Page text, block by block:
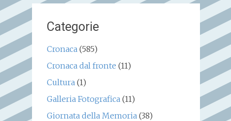
Categorie
Cronaca(585)
Cronaca dal fronte (11)
Cultura(1)
Galleria Fotografica(11)
Giornata della Memoria(38)